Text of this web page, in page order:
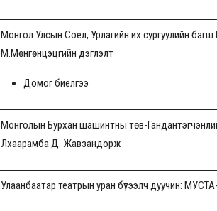
Монгол Улсын Соёл, Урлагийн их сургуулийн
М.Мөнгөнцэцгийн дэглэлт
Домог биелгээ
Монголын Бурхан шашинтны төв-Гандантэгчэнлин
Лхаарамба Д. Жавзандорж
Улаанбаатар театрын уран бүтээлч дуучин: